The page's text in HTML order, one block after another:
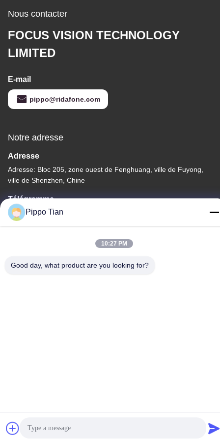
Nous contacter
FOCUS VISION TECHNOLOGY
LIMITED
E-mail
pippo@ridafone.com
Notre adresse
Adresse
Adresse: Bloc 205, zone ouest de Fenghuang, ville de Fuyong,
ville de Shenzhen, Chine
Télégramme
86--13590447319
Politique de confidentialité |
Pippo Tian
10:27 PM
Good day, what product are you looking for?